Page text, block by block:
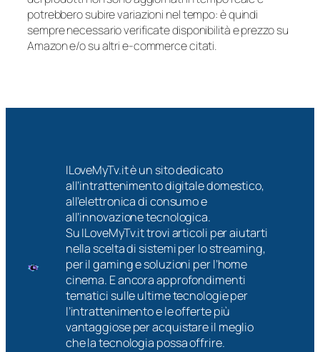
potrebbero subire variazioni nel tempo: è quindi
sempre necessario verificate disponibilità e prezzo su
Amazon e/o su altri e-commerce citati.
ILoveMyTv.it è un sito dedicato
all’intrattenimento digitale domestico,
all’elettronica di consumo e
all’innovazione tecnologica.
Su ILoveMyTv.it trovi articoli per aiutarti
nella scelta di sistemi per lo streaming,
per il gaming e soluzioni per l’home
cinema. E ancora approfondimenti
tematici sulle ultime tecnologie per
l’intrattenimento e le offerte più
vantaggiose per acquistare il meglio
che la tecnologia possa offrire.